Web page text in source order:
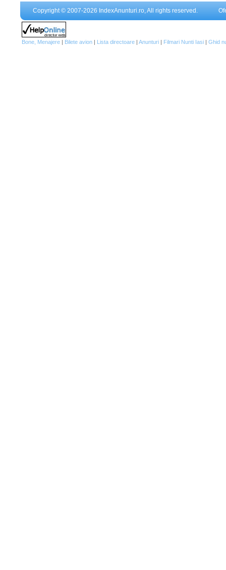
Copyright © 2007-2026 IndexAnunturi.ro, All rights reserved.
Bone, Menajere | Bilete avion | Lista directoare | Anunturi | Filmari Nunti Iasi | Ghid